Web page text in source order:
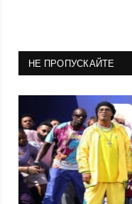
НЕ ПРОПУСКАЙТЕ